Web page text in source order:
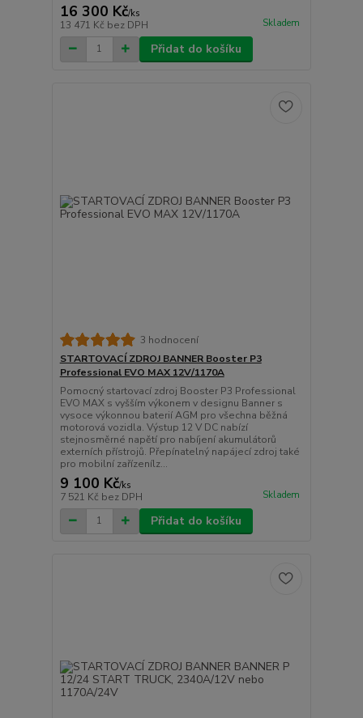
16 300 Kč/ks
13 471 Kč bez DPH Skladem
Přidat do košíku
3 hodnocení
STARTOVACÍ ZDROJ BANNER Booster P3
Professional EVO MAX 12V/1170A
Pomocný startovací zdroj Booster P3 Professional
EVO MAX s vyšším výkonem v designu Banner s
vysoce výkonnou baterií AGM pro všechna běžná
motorová vozidla. Výstup 12 V DC nabízí
stejnosměrné napětí pro nabíjení akumulátorů
externích přístrojů. Přepínatelný napájecí zdroj také
pro mobilní zařízenílz...
9 100 Kč/ks
7 521 Kč bez DPH Skladem
Přidat do košíku